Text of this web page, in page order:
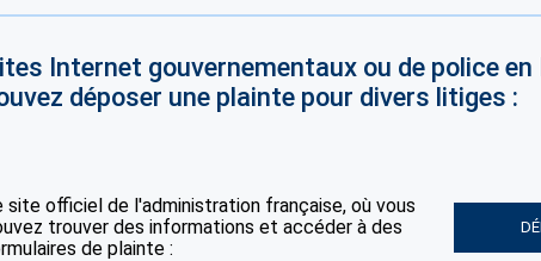
Internet gouvernementaux ou de police en
déposer une plainte pour divers litiges :
site officiel de l'administration française, où vous
trouver des informations et accéder à des
de plainte :